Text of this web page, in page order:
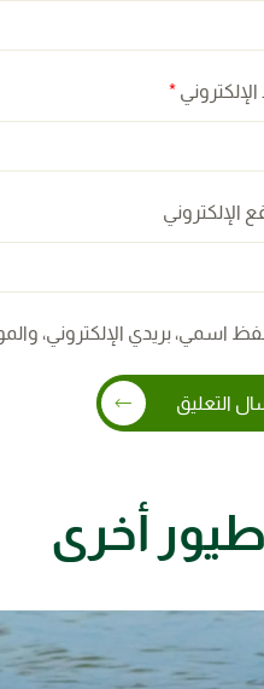
الإلكتروني *
الإلكتروني
اسمي، بريدي الإلكتروني،
التعليق
طيور أخرى